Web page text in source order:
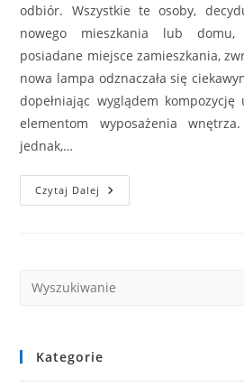
odbiór. Wszystkie te osoby,
nowego mieszkania lub
posiadane miejsce zamieszkania,
nowa lampa odznaczała się
dopełniając wyglądem
elementom wyposażenia
jednak,…
Czytaj Dalej Ile
Kosztują
Kategorie